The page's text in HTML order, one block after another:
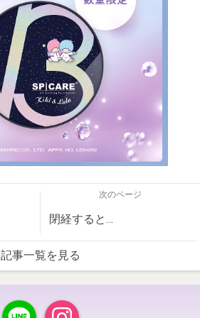
次のページ
閉経すると…
記事一覧を見る